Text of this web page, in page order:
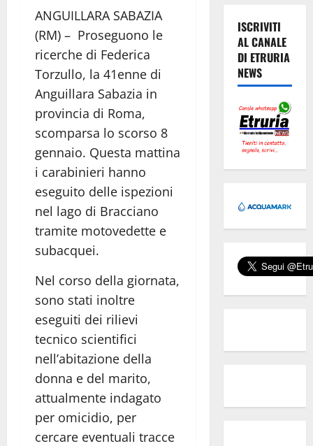
ANGUILLARA SABAZIA
(RM) – Proseguono le
ricerche di Federica
Torzullo, la 41enne di
Anguillara Sabazia in
provincia di Roma,
scomparsa lo scorso 8
gennaio. Questa mattina
i carabinieri hanno
eseguito delle ispezioni
nel lago di Bracciano
tramite motovedette e
subacquei.
Nel corso della giornata,
sono stati inoltre
eseguiti dei rilievi
tecnico scientifici
nell’abitazione della
donna e del marito,
attualmente indagato
per omicidio, per
cercare eventuali tracce
ISCRIVITI
AL CANALE
DI ETRURIA
NEWS